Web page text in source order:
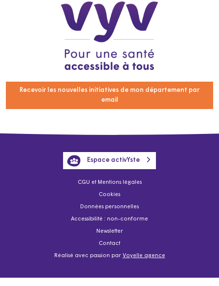
Recevoir les nouvelles initiatives de mon département par
email
CGU et Mentions légales
Cookies
Données personnelles
Accessibilité : non-conforme
Newsletter
Contact
Réalisé avec passion par Voyelle agence
Espace activYste